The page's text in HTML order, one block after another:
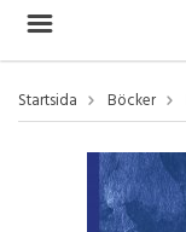
Startsida Böcker